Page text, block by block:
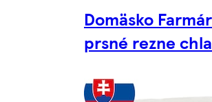
Domäsko
prsné rezne